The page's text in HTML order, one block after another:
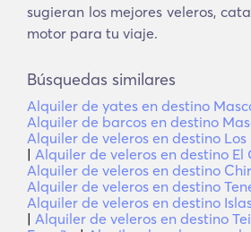
sugieran los mejores veleros,
motor para tu viaje.
Búsquedas similares
Alquiler de yates en destino
Alquiler de barcos en destino
Alquiler de veleros en destino Los
| Alquiler de veleros en destino El
Alquiler de veleros en destino
Alquiler de veleros en destino
Alquiler de veleros en destino
| Alquiler de veleros en destino